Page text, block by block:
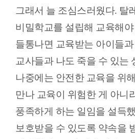
그래서 늘 조심스러웠다. 탈
비밀학교를 설립해 교육해야
들통나면 교육받는 아이들
교사들과 나도 죽을 수 있는
나중에는 안전한 교육을 위
만나 교육이 위험한 게 아니
풍족하게 하는 일임을 설득
보호받을 수 있도록 약속을